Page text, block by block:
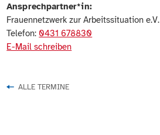
Ansprechpartner*in:
Frauennetzwerk zur Arbeitssituation e.V.
Telefon: 0431 678830
E-Mail schreiben
ALLE TERMINE